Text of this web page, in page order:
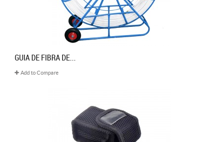
GUIA DE FIBRA DE...
Add to Compare